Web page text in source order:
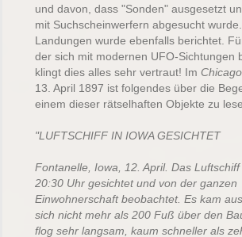
und davon, dass "Sonden" ausgesetzt
mit Suchscheinwerfern abgesucht
Landungen wurde ebenfalls berichtet.
der sich mit modernen UFO-Sichtungen
klingt dies alles sehr vertraut! Im
13. April 1897 ist folgendes über die
einem dieser rätselhaften Objekte zu
"LUFTSCHIFF IN IOWA GESICHTET
Fontanelle, Iowa, 12. April. Das
20:30 Uhr gesichtet und von der ganzen
Einwohnerschaft beobachtet. Es kam
sich nicht mehr als 200 Fuß über den
flog sehr langsam, kaum schneller als